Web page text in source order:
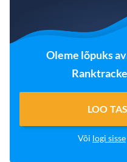
Oleme lõpuks
LOO
Või logi sisse